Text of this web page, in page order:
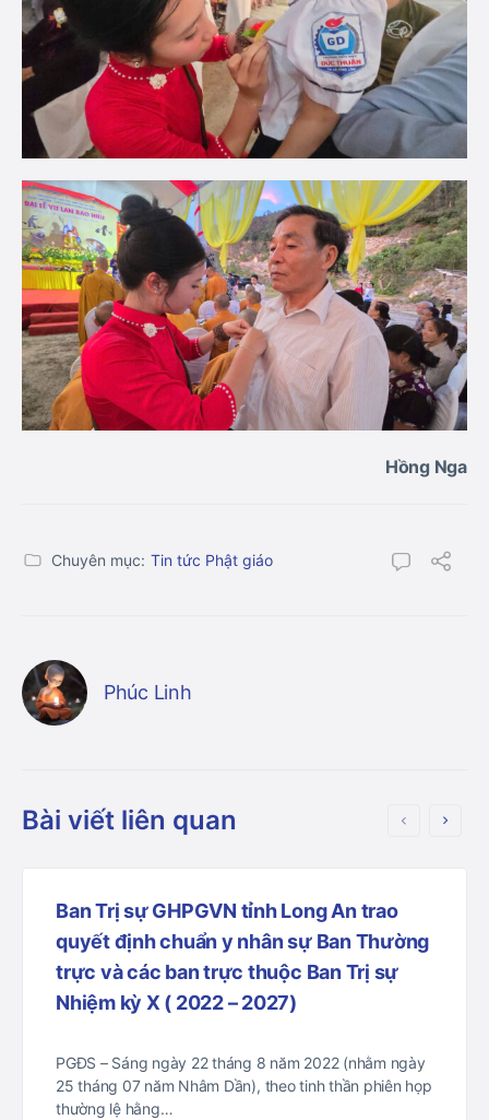
Hồng Nga
Chuyên mục: Tin tức Phật giáo
Phúc Linh
Bài viết liên quan
Ban Trị sự GHPGVN tỉnh Long An trao
quyết định chuẩn y nhân sự Ban Thường
trực và các ban trực thuộc Ban Trị sự
Nhiệm kỳ X ( 2022 – 2027)
PGĐS – Sáng ngày 22 tháng 8 năm 2022 (nhằm ngày
25 tháng 07 năm Nhâm Dần), theo tinh thần phiên họp
thường lệ hằng…